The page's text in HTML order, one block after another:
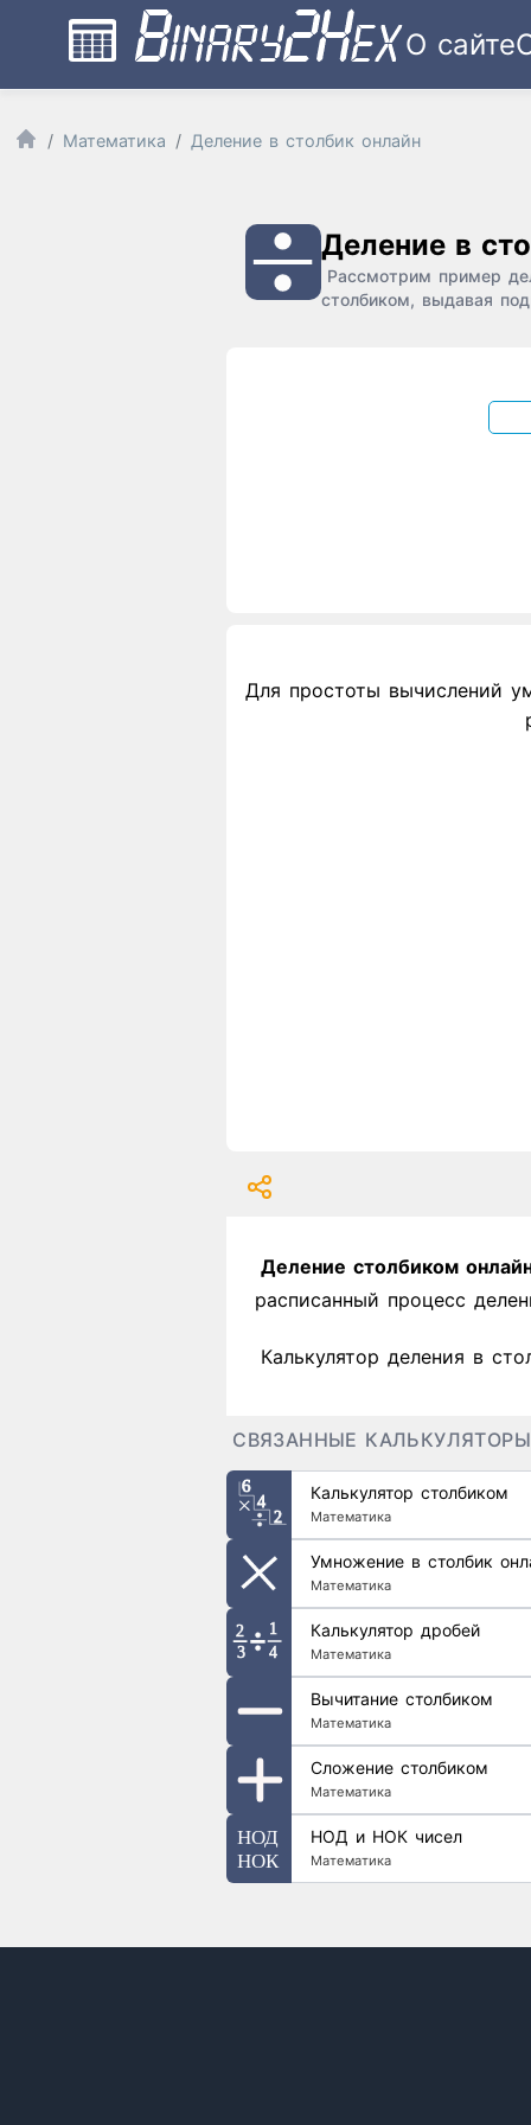
О сайте
Математика Деление в столбик онлайн
Деление в
Рассмотрим пример
столбиком, выдавая
Для простоты вычислений
Деление столбиком
расписанный процесс
Калькулятор деления в
СВЯЗАННЫЕ КАЛЬКУЛЯТОРЫ
Калькулятор столбиком
Математика
Умножение в столбик
Математика
Калькулятор дробей
Математика
Вычитание столбиком
Математика
Сложение столбиком
Математика
НОД и НОК чисел
Математика